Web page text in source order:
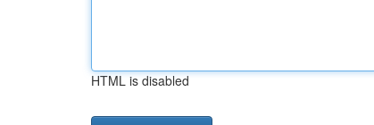
HTML is disabled